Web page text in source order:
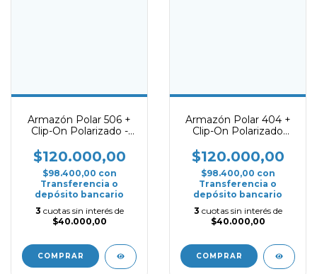
Armazón Polar 506 +
Clip-On Polarizado -
$120.000,00
$98.400,00 con
Transferencia o
depósito bancario
3 cuotas sin interés de
$40.000,00
COMPRAR
Armazón Polar 404 +
Clip-On Polarizado
$120.000,00
$98.400,00 con
Transferencia o
depósito bancario
3 cuotas sin interés de
$40.000,00
COMPRAR